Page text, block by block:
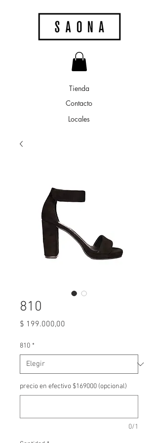
Tienda
Contacto
Locales
810
$ 199.000,00
810 *
precio en efectivo $169000 (opcional)
0/1